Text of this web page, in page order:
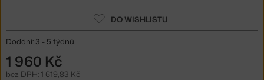
DO WISHLISTU
Dodání: 3 - 5 týdnů
1 960 Kč
bez DPH: 1 619,83 Kč